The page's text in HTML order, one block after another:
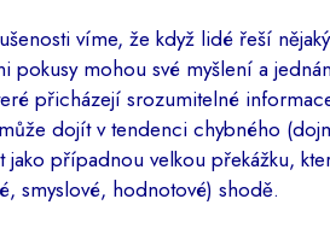
víme, že když lidé řeší
pokusy mohou své myšlení a
přicházejí srozumitelné
dojít v tendenci chybného
případnou velkou překážku,
smyslové, hodnotové) shodě.